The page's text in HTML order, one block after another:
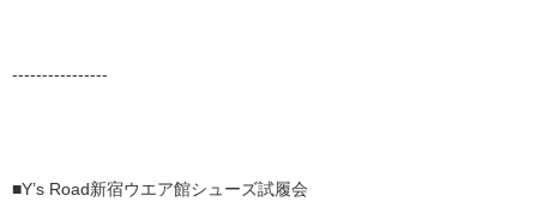
----------------
■Y’s Road新宿ウエア館シューズ試履会